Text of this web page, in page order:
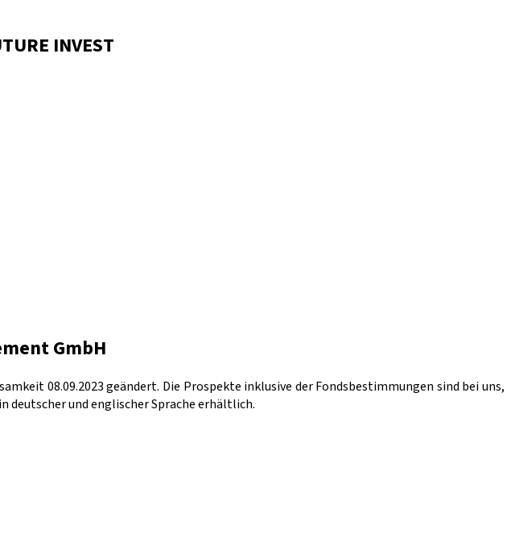
INVEST
GmbH
08.09.2023 geändert. Die Prospekte inklusive der Fondsbestimmungen sind bei uns,
in deutscher und englischer Sprache erhältlich.